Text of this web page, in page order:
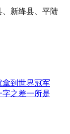
新绛县、平陆
拿到世界冠军
之差一所是